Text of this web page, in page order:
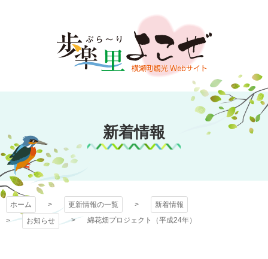
文
キ
プ
歩楽～里（ぶら～
り）よこぜ
新着情報
ホーム 更新情報の一覧
新着情報
お知らせ
綿花畑プロジェクト（平成24年）